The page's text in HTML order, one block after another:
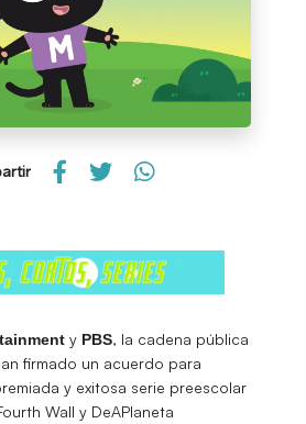
y PBS, la cadena pública
firmado un acuerdo para
y exitosa serie preescolar
Wall y DeAPlaneta